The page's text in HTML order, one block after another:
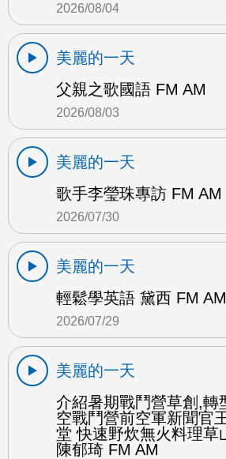
2026/08/04
美麗的一天
父親之歌國語 FM AM
2026/08/03
美麗的一天
歌手李瑩珠專訪 FM AM
2026/07/30
美麗的一天
輕鬆學英語 黛西 FM AM
2026/07/29
美麗的一天
介紹暑期戰鬥營草創,轉
空戰鬥營前空軍新聞官
堂 快速野炊無火料理草
陳郁琦 FM AM